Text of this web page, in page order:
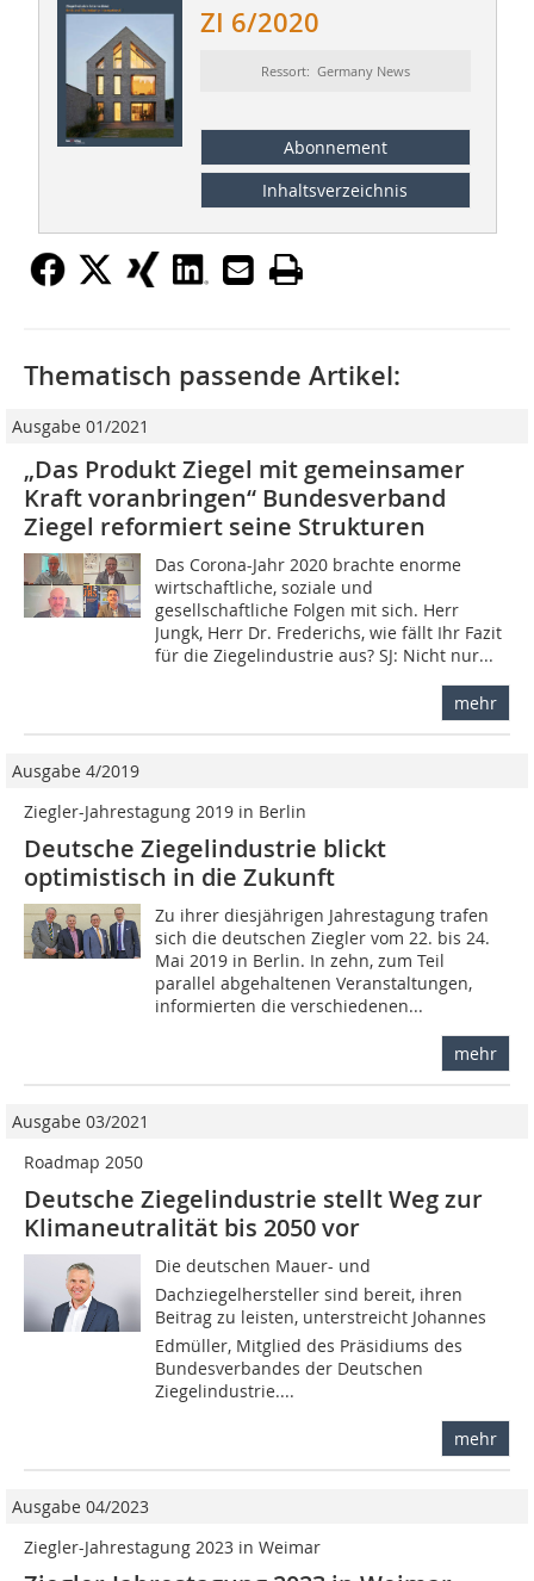
ZI 6/2020
Ressort: Germany News
Abonnement
Inhaltsverzeichnis
Thematisch passende Artikel:
Ausgabe 01/2021
„Das Produkt Ziegel mit gemeinsamer
Kraft voranbringen“ Bundesverband
Ziegel reformiert seine Strukturen
Das Corona-Jahr 2020 brachte enorme
wirtschaftliche, soziale und
gesellschaftliche Folgen mit sich. Herr
Jungk, Herr Dr. Frederichs, wie fällt Ihr Fazit
für die Ziegelindustrie aus? SJ: Nicht nur...
mehr
Ausgabe 4/2019
Ziegler-Jahrestagung 2019 in Berlin
Deutsche Ziegelindustrie blickt
optimistisch in die Zukunft
Zu ihrer diesjährigen Jahrestagung trafen
sich die deutschen Ziegler vom 22. bis 24.
Mai 2019 in Berlin. In zehn, zum Teil
parallel abgehaltenen Veranstaltungen,
informierten die verschiedenen...
mehr
Ausgabe 03/2021
Roadmap 2050
Deutsche Ziegelindustrie stellt Weg zur
Klimaneutralität bis 2050 vor
Die deutschen Mauer- und
Dachziegelhersteller sind bereit, ihren
Beitrag zu leisten, unterstreicht Johannes
Edmüller, Mitglied des Präsidiums des
Bundesverbandes der Deutschen
Ziegelindustrie....
mehr
Ausgabe 04/2023
Ziegler-Jahrestagung 2023 in Weimar